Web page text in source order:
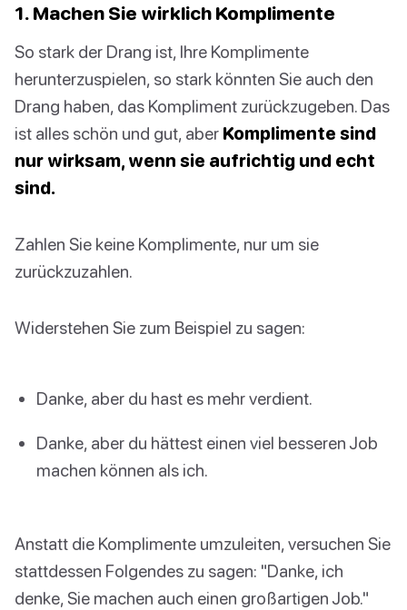
1. Machen Sie wirklich Komplimente
So stark der Drang ist, Ihre Komplimente
herunterzuspielen, so stark könnten Sie auch den
Drang haben, das Kompliment zurückzugeben. Das
ist alles schön und gut, aber Komplimente sind
nur wirksam, wenn sie aufrichtig und echt
sind.
Zahlen Sie keine Komplimente, nur um sie
zurückzuzahlen.
Widerstehen Sie zum Beispiel zu sagen:
Danke, aber du hast es mehr verdient.
Danke, aber du hättest einen viel besseren Job
machen können als ich.
Anstatt die Komplimente umzuleiten, versuchen Sie
stattdessen Folgendes zu sagen: "Danke, ich
denke, Sie machen auch einen großartigen Job."